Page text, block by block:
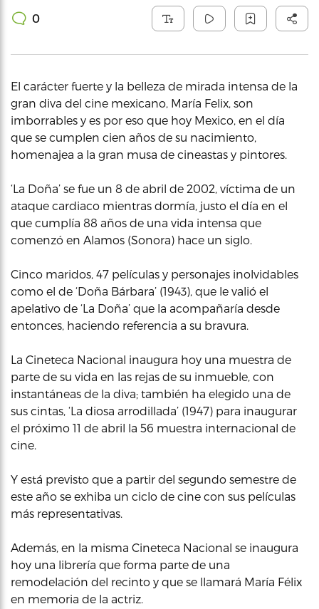
0
El carácter fuerte y la belleza de mirada intensa de la
gran diva del cine mexicano, María Felix, son
imborrables y es por eso que hoy Mexico, en el día
que se cumplen cien años de su nacimiento,
homenajea a la gran musa de cineastas y pintores.
‘La Doña’ se fue un 8 de abril de 2002, víctima de un
ataque cardiaco mientras dormía, justo el día en el
que cumplía 88 años de una vida intensa que
comenzó en Alamos (Sonora) hace un siglo.
Cinco maridos, 47 películas y personajes inolvidables
como el de ‘Doña Bárbara’ (1943), que le valió el
apelativo de ‘La Doña’ que la acompañaría desde
entonces, haciendo referencia a su bravura.
La Cineteca Nacional inaugura hoy una muestra de
parte de su vida en las rejas de su inmueble, con
instantáneas de la diva; también ha elegido una de
sus cintas, ‘La diosa arrodillada’ (1947) para inaugurar
el próximo 11 de abril la 56 muestra internacional de
cine.
Y está previsto que a partir del segundo semestre de
este año se exhiba un ciclo de cine con sus películas
más representativas.
Además, en la misma Cineteca Nacional se inaugura
hoy una librería que forma parte de una
remodelación del recinto y que se llamará María Félix
en memoria de la actriz.